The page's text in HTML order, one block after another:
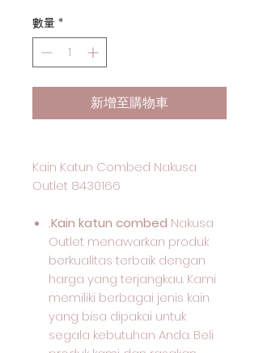
數量 *
新增至購物車
Kain Katun Combed Nakusa
Outlet 8430166
.Kain katun combed Nakusa
Outlet menawarkan produk
berkualitas terbaik dengan
harga yang terjangkau. Kami
memiliki berbagai jenis kain
yang bisa dipakai untuk
segala kebutuhan Anda. Beli